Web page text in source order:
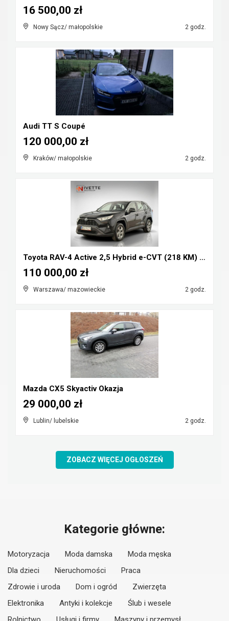
Nowy Sącz/ małopolskie 2 godz.
16 500,00 zł
Audi TT S Coupé
Kraków/ małopolskie 2 godz.
120 000,00 zł
Toyota RAV-4 Active 2,5 Hybrid e-CVT (218 KM) Salo...
Warszawa/ mazowieckie 2 godz.
110 000,00 zł
Mazda CX5 Skyactiv Okazja
Lublin/ lubelskie 2 godz.
29 000,00 zł
ZOBACZ WIĘCEJ OGŁOSZEŃ
Kategorie główne:
Motoryzacja Moda damska
Moda męska
Dla dzieci
Nieruchomości
Praca
Zdrowie i uroda
Dom i ogród
Zwierzęta
Elektronika
Antyki i kolekcje
Ślub i wesele